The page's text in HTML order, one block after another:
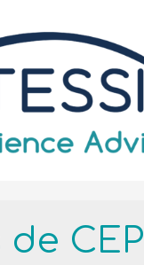
de CEP